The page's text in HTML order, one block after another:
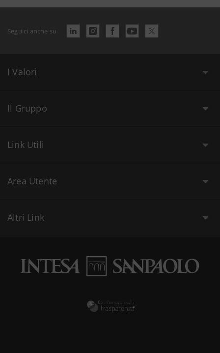
Seguici anche su
I Valori
Il Gruppo
Link Utili
Area Utente
Altri Link